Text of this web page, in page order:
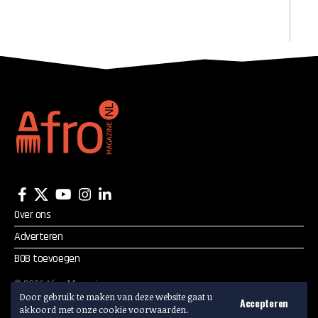
Door gebruik te maken van deze website gaat u
akkoord met onze cookie voorwaarden.
Accepteren
Over ons
Adverteren
BOB toevoegen
©2026Afro Magazine.
Alle rechten voorbehouden.
Adverteren? Mail:info@afromagazine.nl